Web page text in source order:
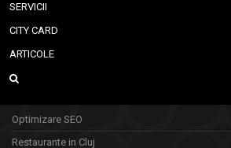
SERVICII
CITY CARD
ARTICOLE
Optimizare SEO
Restaurante in Cluj